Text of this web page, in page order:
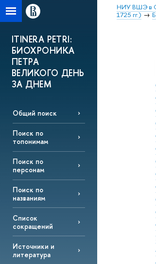
НИУ ВШЭ в
1725 гг.)
ITINERA PETRI:
БИОХРОНИКА
ПЕТРА
ВЕЛИКОГО ДЕНЬ
ЗА ДНЕМ
Общий поиск
Поиск по
топонимам
Поиск по
персонам
Поиск по
названиям
Список
сокращений
Источники и
литература